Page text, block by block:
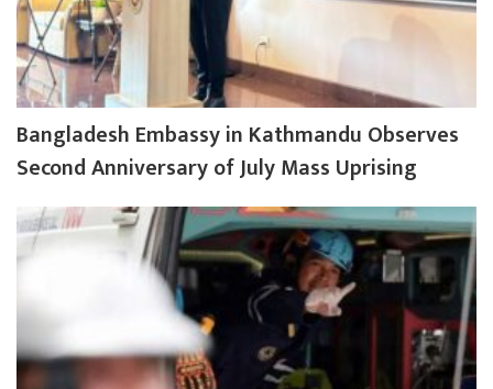
Bangladesh Embassy in Kathmandu Observes
Second Anniversary of July Mass Uprising